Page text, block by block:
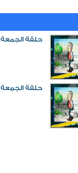
حلقة الجمعة 26-2-2016
حلقة الجمعة 12-2-2016